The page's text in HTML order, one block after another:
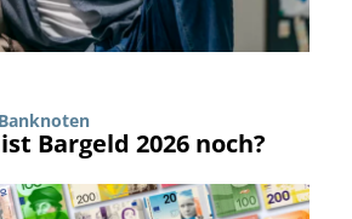
Bargeld 2026 noch?